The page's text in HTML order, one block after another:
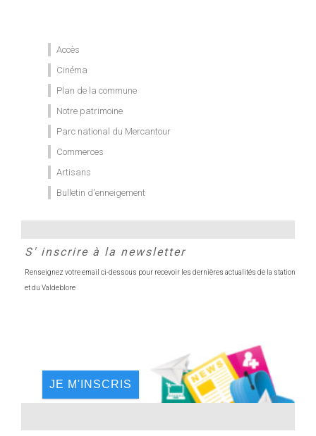
Accès
Cinéma
Plan de la commune
Notre patrimoine
Parc national du Mercantour
Commerces
Artisans
Bulletin d'enneigement
S' inscrire à la newsletter
Renseignez votre email ci-dessous pour recevoir les dernières actualités de la station
et du Valdeblore
JE M'INSCRIS